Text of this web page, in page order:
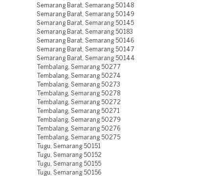
Semarang Barat, Semarang 50148
Semarang Barat, Semarang 50149
Semarang Barat, Semarang 50145
Semarang Barat, Semarang 50183
Semarang Barat, Semarang 50146
Semarang Barat, Semarang 50147
Semarang Barat, Semarang 50144
Tembalang, Semarang 50277
Tembalang, Semarang 50274
Tembalang, Semarang 50273
Tembalang, Semarang 50278
Tembalang, Semarang 50272
Tembalang, Semarang 50271
Tembalang, Semarang 50279
Tembalang, Semarang 50276
Tembalang, Semarang 50275
Tugu, Semarang 50151
Tugu, Semarang 50152
Tugu, Semarang 50155
Tugu, Semarang 50156